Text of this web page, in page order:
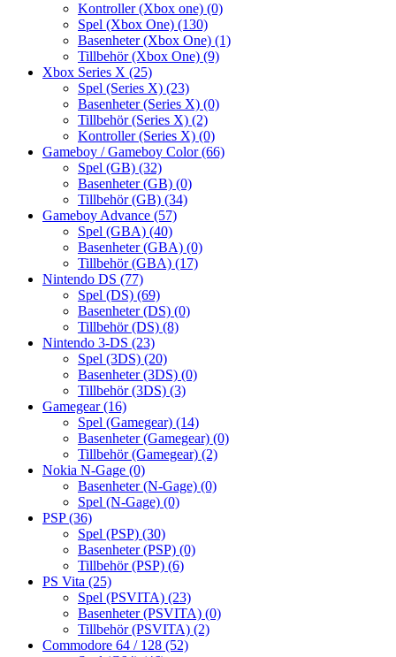
Kontroller (Xbox one) (0)
Spel (Xbox One) (130)
Basenheter (Xbox One) (1)
Tillbehör (Xbox One) (9)
Xbox Series X (25)
Spel (Series X) (23)
Basenheter (Series X) (0)
Tillbehör (Series X) (2)
Kontroller (Series X) (0)
Gameboy / Gameboy Color(66)
Spel (GB) (32)
Basenheter (GB) (0)
Tillbehör (GB) (34)
Gameboy Advance (57)
Spel (GBA) (40)
Basenheter (GBA) (0)
Tillbehör (GBA) (17)
Nintendo DS (77)
Spel (DS) (69)
Basenheter (DS) (0)
Tillbehör (DS) (8)
Nintendo 3-DS (23)
Spel (3DS) (20)
Basenheter (3DS) (0)
Tillbehör (3DS) (3)
Gamegear(16)
Spel (Gamegear) (14)
Basenheter (Gamegear) (0)
Tillbehör (Gamegear) (2)
Nokia N-Gage (0)
Basenheter (N-Gage) (0)
Spel (N-Gage) (0)
PSP(36)
Spel (PSP) (30)
Basenheter (PSP) (0)
Tillbehör (PSP) (6)
PS Vita (25)
Spel (PSVITA) (23)
Basenheter (PSVITA) (0)
Tillbehör (PSVITA) (2)
Commodore 64 / 128 (52)